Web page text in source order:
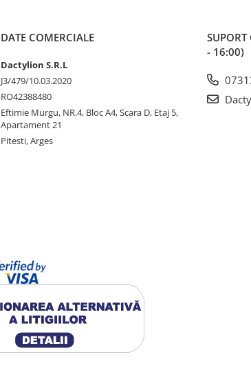
DATE COMERCIALE
Dactylion S.R.L
J3/479/10.03.2020
RO42388480
Eftimie Murgu, NR.4, Bloc A4, Scara D, Etaj 5,
Apartament 21
Pitesti, Arges
SUPORT
- 16:00)